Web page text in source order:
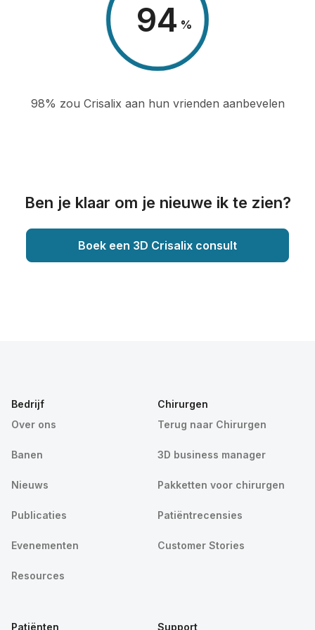
98 %
98% zou Crisalix aan hun vrienden aanbevelen
Ben je klaar om je nieuwe ik te zien?
Boek een 3D Crisalix consult
Bedrijf
Over ons
Banen
Nieuws
Publicaties
Evenementen
Resources
Chirurgen
Terug naar Chirurgen
3D business manager
Pakketten voor chirurgen
Patiëntrecensies
Customer Stories
Patiënten Support